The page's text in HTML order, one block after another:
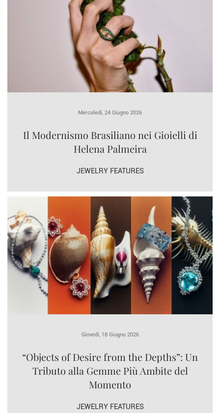
Mercoledì, 24 Giugno 2026
Il Modernismo Brasiliano nei Gioielli di
Helena Palmeira
JEWELRY FEATURES
Giovedì, 18 Giugno 2026
“Objects of Desire from the Depths”: Un
Tributo alla Gemme Più Ambite del
Momento
JEWELRY FEATURES